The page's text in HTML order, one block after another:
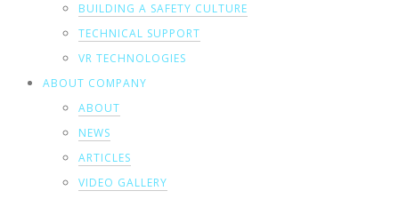
BUILDING A SAFETY CULTURE
TECHNICAL SUPPORT
VR TECHNOLOGIES
ABOUT COMPANY
ABOUT
NEWS
ARTICLES
VIDEO GALLERY